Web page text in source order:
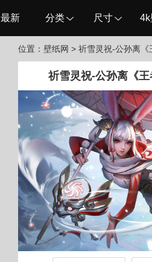
最新 分类 尺寸 4k
位置： 壁纸网 > 祈雪灵祝-公孙离
祈雪灵祝-公孙离《